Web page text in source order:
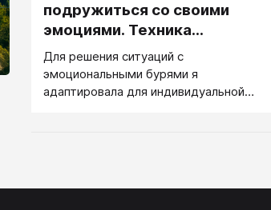
подружиться со своими
эмоциями. Техника
«Светофор»
Для решения ситуаций с
эмоциональными бурями я
адаптировала для индивидуальной